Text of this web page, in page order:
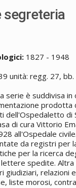
segreteria
1827 - 1948
unità: regg. 27, bb.
serie è suddivisa
prodotta
dell'Ospedaletto di
di cura Vittorio
all'Ospedale
da registri per
per la ricerca
spedite. Altra
giudiziari, relazioni
liste morosi,